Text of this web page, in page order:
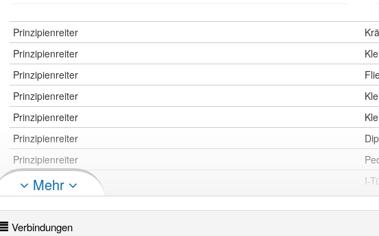
Prinzipienreiter
Prinzipienreiter
Prinzipienreiter
Prinzipienreiter
Prinzipienreiter
Prinzipienreiter
Prinzipienreiter
Prinzipienreiter
I-
Prinzipienreiter
Mehr
Verbindungen